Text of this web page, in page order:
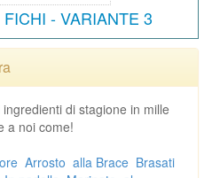
- VARIANTE 3
di stagione in mille
a noi come!
Arrosto alla Brace Brasati